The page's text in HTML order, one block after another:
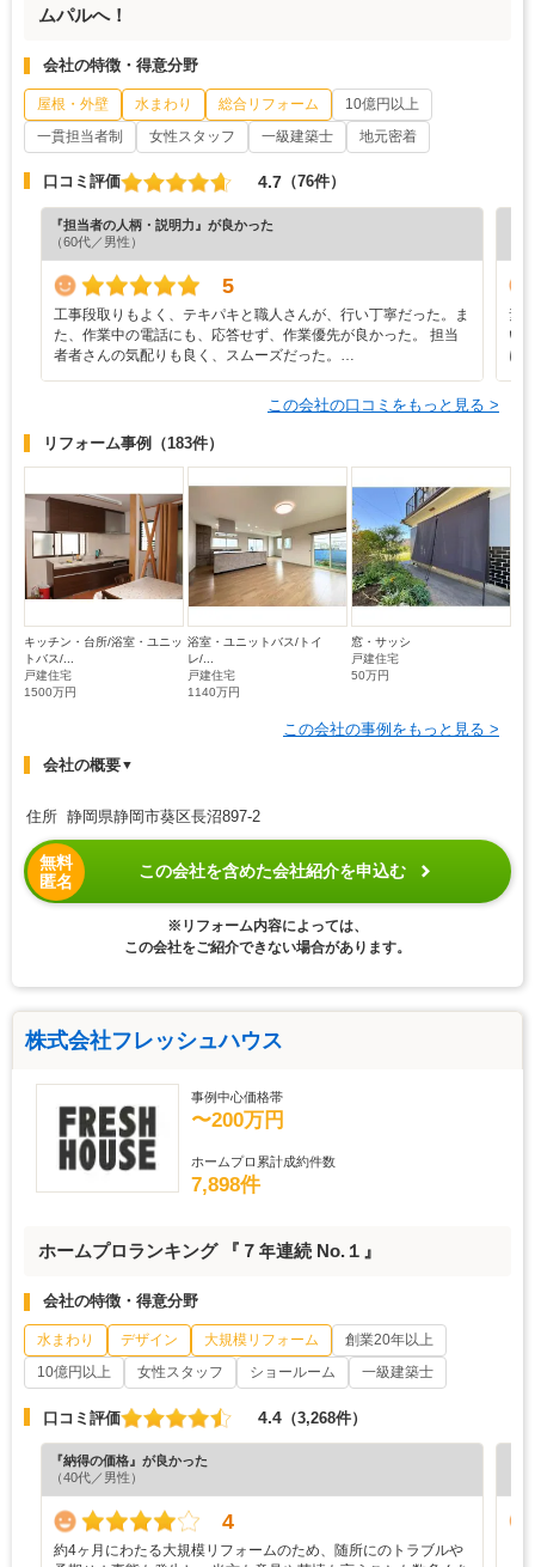
ムパルへ！
会社の特徴・得意分野
屋根・外壁 水まわり 総合リフォーム
10億円以上
一貫担当者制
女性スタッフ 一級建築士 地元密着
口コミ評価 4.7 （76件）
『担当者の人柄・説明力』が良かった
（60代／男性）
5
工事段取りもよく、テキパキと職人さんが、行い丁寧だった。ま
た、作業中の電話にも、応答せず、作業優先が良かった。 担当
者者さんの気配りも良く、スムーズだった。…
素
い
に
この会社の口コミをもっと見る >
リフォーム事例 （183件）
キッチン・台所/浴室・ユニッ
トバス/...
戸建住宅
1500万円
浴室・ユニットバス/トイ
レ/...
戸建住宅
1140万円
窓・サッシ
戸建住宅
50万円
この会社の事例をもっと見る >
会社の概要▼
住所 静岡県静岡市葵区長沼897-2
無料
匿名
この会社を含めた会社紹介を申込む
※リフォーム内容によっては、
この会社をご紹介できない場合があります。
株式会社フレッシュハウス
事例中心価格帯
〜200万円
ホームプロ累計成約件数
7,898件
ホームプロランキング 『７年連続 No.１』
会社の特徴・得意分野
水まわり デザイン 大規模リフォーム
創業20年以上
10億円以上
女性スタッフ ショールーム 一級建築士
口コミ評価 4.4 （3,268件）
『納得の価格』が良かった
（40代／男性）
4
約4ヶ月にわたる大規模リフォームのため、随所にのトラブルや